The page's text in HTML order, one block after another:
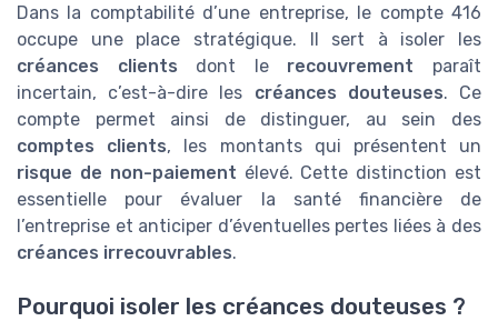
Dans la comptabilité d’une entreprise, le compte 416
occupe une place stratégique. Il sert à isoler les
créances clients dont le recouvrement paraît
incertain, c’est-à-dire les créances douteuses. Ce
compte permet ainsi de distinguer, au sein des
comptes clients, les montants qui présentent un
risque de non-paiement élevé. Cette distinction est
essentielle pour évaluer la santé financière de
l’entreprise et anticiper d’éventuelles pertes liées à des
créances irrecouvrables.
Pourquoi isoler les créances douteuses ?